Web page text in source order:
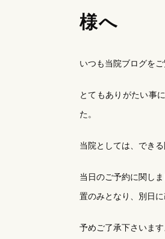
様へ
いつも当院ブログを
とてもありがたい事
た。
当院としては、でき
当日のご予約に関し
置のみとなり、別日
予めご了承下さいます